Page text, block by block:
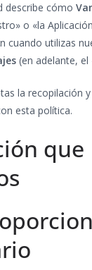
describe cómo
o «la
cuando utilizas
(en adelante, el
la recopilación
esta política.
que